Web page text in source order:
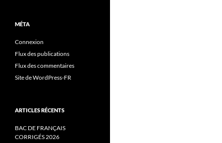
MÉTA
Connexion
Flux des publications
Flux des commentaires
Site de WordPress-FR
ARTICLES RÉCENTS
BAC DE FRANÇAIS
CORRIGÉS 2026